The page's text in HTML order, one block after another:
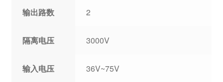
输出路数 2
隔离电压 3000V
输入电压 36V~75V